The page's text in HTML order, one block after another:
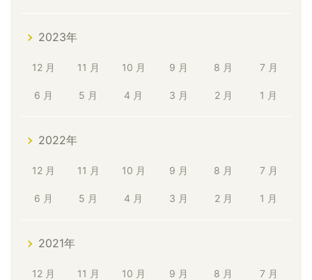
2023年
12 月 11 月 10 月 9 月 8 月 7 月
6 月 5 月 4 月 3 月 2 月 1 月
2022年
12 月 11 月 10 月 9 月 8 月 7 月
6 月 5 月 4 月 3 月 2 月 1 月
2021年
12 月 11 月 10 月 9 月 8 月 7 月